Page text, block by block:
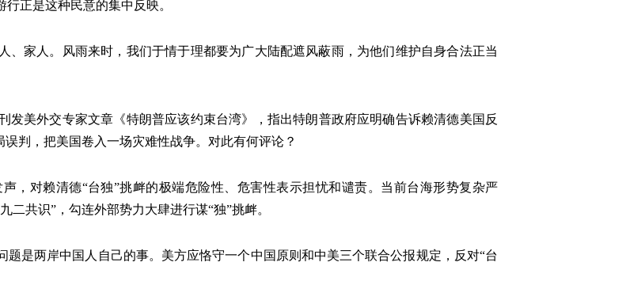
正是这种民意的集中反映。
、家人。风雨来时，我们于情于理都要为广大陆配遮风蔽雨，为他们维护自身合法正当
发美外交专家文章《特朗普应该约束台湾》，指出特朗普政府应明确告诉赖清德美国反
判，把美国卷入一场灾难性战争。对此有何评论？
，对赖清德“台独”挑衅的极端危险性、危害性表示担忧和谴责。当前台海形势复杂严
共识”，勾连外部势力大肆进行谋“独”挑衅。
是两岸中国人自己的事。美方应恪守一个中国原则和中美三个联合公报规定，反对“台